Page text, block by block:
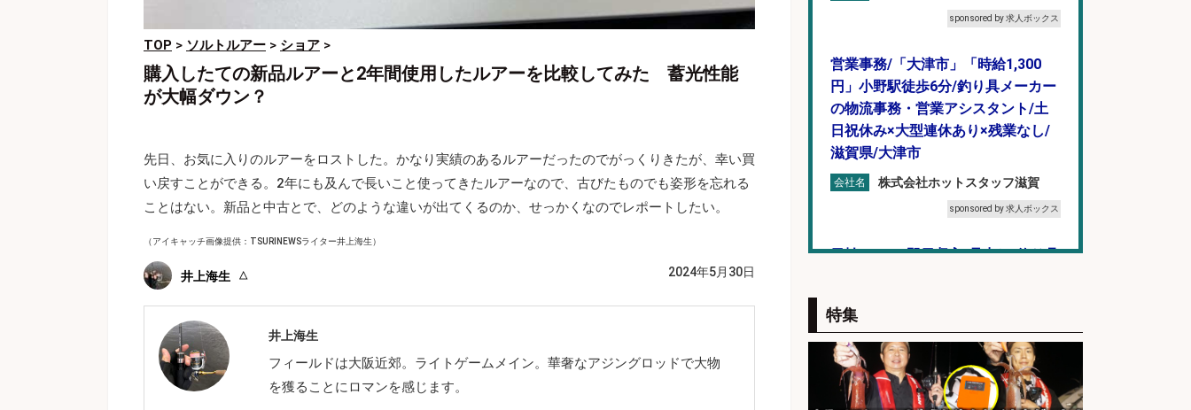
TOP > ソルトルアー > ショア >
購入したての新品ルアーと2年間使用したルアーを比較してみた 蓄光性能
が大幅ダウン？
先日、お気に入りのルアーをロストした。かなり実績のあるルアーだったのでがっくりきたが、幸い買
い戻すことができる。2年にも及んで長いこと使ってきたルアーなので、古びたものでも姿形を忘れる
ことはない。新品と中古とで、どのような違いが出てくるのか、せっかくなのでレポートしたい。
（アイキャッチ画像提供：TSURINEWSライター井上海生）
井上海生 2024年5月30日
井上海生
フィールドは大阪近郊。ライトゲームメイン。華奢なアジングロッドで大物
を獲ることにロマンを感じます。
sponsored by 求人ボックス
営業事務/「大津市」「時給1,300
円」小野駅徒歩6分/釣り具メーカー
の物流事務・営業アシスタント/土
日祝休み×大型連休あり×残業なし/
滋賀県/大津市
会社名 株式会社ホットスタッフ滋賀
sponsored by 求人ボックス
日払いOKで即日収入/品出し/釣り具
sponsored by 求人ボックス
営業事務/「大津市」「時給1,300
特集